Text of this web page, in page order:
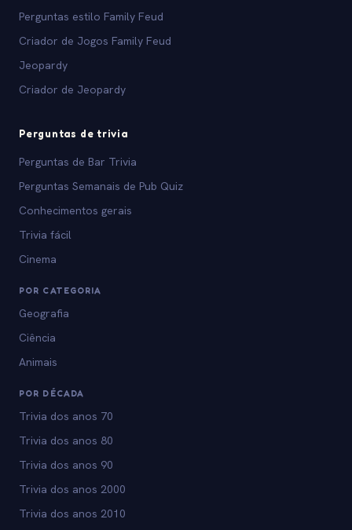
Perguntas estilo Family Feud
Criador de Jogos Family Feud
Jeopardy
Criador de Jeopardy
Perguntas de trivia
Perguntas de Bar Trivia
Perguntas Semanais de Pub Quiz
Conhecimentos gerais
Trivia fácil
Cinema
POR CATEGORIA
Geografia
Ciência
Animais
POR DÉCADA
Trivia dos anos 70
Trivia dos anos 80
Trivia dos anos 90
Trivia dos anos 2000
Trivia dos anos 2010